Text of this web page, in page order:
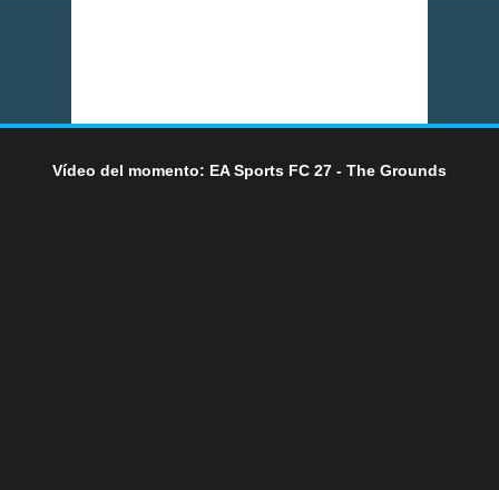
Vídeo del momento: EA Sports FC 27 - The Grounds